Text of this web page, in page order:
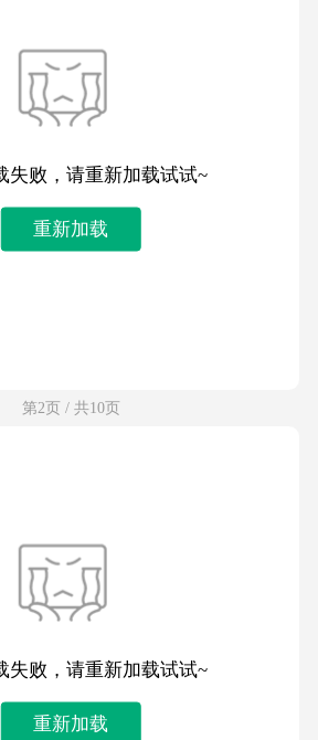
失败，请重新加载试试~
重新加载
第2页 / 共10页
失败，请重新加载试试~
重新加载